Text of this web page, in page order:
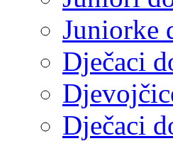
Juniorke
Dječaci
Dječaci